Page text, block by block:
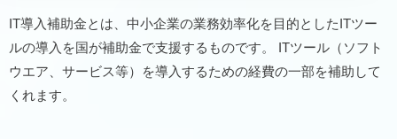
IT導入補助金とは、中小企業の業務効率化を目的としたITツー
ルの導入を国が補助金で支援するものです。 ITツール（ソフト
ウエア、サービス等）を導入するための経費の一部を補助して
くれます。